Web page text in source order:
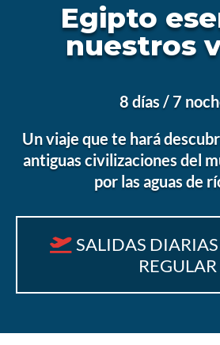
Egipto
nuestros
8 días / 7
Un viaje que te hará
antiguas civilizaciones del
por las aguas de
SALIDAS
REGULAR